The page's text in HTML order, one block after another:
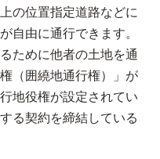
の位置指定道路などに
自由に通行できます。
ために他者の土地を通
（囲繞地通行権）」が
地役権が設定されてい
る契約を締結している